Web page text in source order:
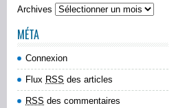
Archives
MÉTA
Connexion
Flux RSS des articles
RSS des commentaires